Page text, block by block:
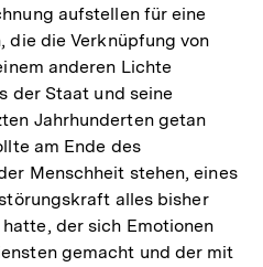
aufstellen für eine
die die Verknüpfung von
anderen Lichte
der Staat und seine
Jahrhunderten getan
am Ende des
Menschheit stehen, eines
alles bisher
der sich Emotionen
gemacht und der mit